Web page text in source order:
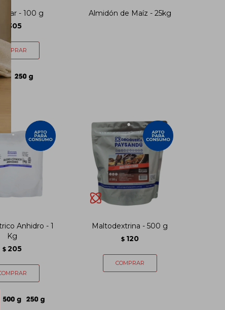
Agar - 100 g
305
Almidón de Maíz - 25kg
Anhidro - 1
Kg
$ 205
Maltodextrina - 500 g
$ 120